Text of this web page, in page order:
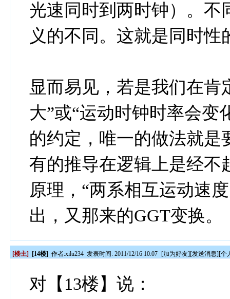
光速同时到两时钟）。不
义的不同。这就是同时性
显而易见，若是我们在肯
大”或“运动时钟时率会变
的约定，唯一的做法就是
有的推导在逻辑上是经不
原理，“两系相互运动速
出，又那来的GGT变换。
[楼主] [14楼] 作者:xilu234 发表时间: 2011/12/16 10:07 [加为好友][发送消息][个
对【13楼】说：